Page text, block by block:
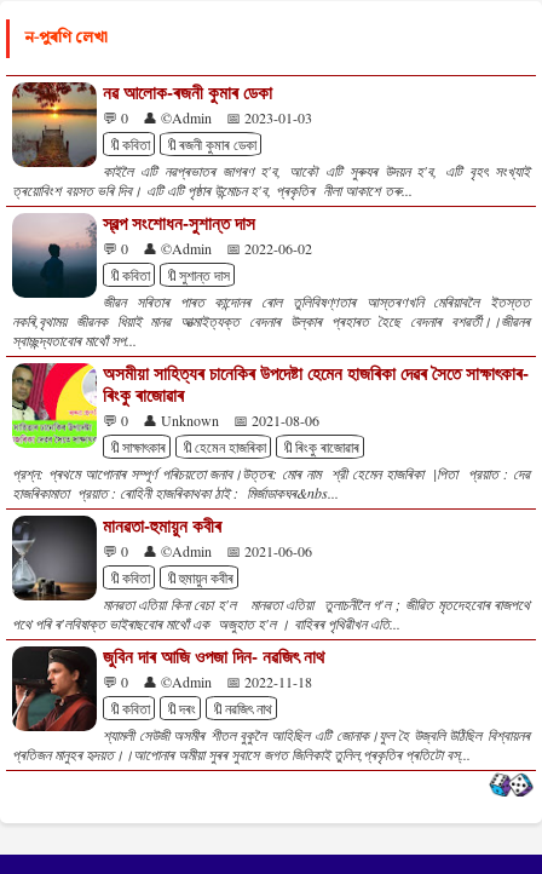
ন-পুৰণি লেখা
নৱ আলোক-ৰজনী কুমাৰ ডেকা
💬 0 👤 ©Admin
📅 2023-01-03
🔖কবিতা
🔖ৰজনী কুমাৰ ডেকা
কাইলৈ এটি নৱপ্ৰভাতৰ জাগৰণ হ'ব, আকৌ এটি সুৰুযৰ উদয়ন হ'ব, এটি বৃহৎ সংখ্যাই
ত্ৰয়োবিংশ বয়সত ভৰি দিব। এটি এটি পৃষ্ঠাৰ উন্মোচন হ'ব, প্ৰকৃতিৰ নীলা আকাশে তৰু...
স্বল্প সংশোধন-সুশান্ত দাস
💬 0 👤 ©Admin
📅 2022-06-02
🔖কবিতা
🔖সুশান্ত দাস
জীৱন সৰিতাৰ পাৰত কান্দোনৰ ৰোল তুলিবিষণ্ণতাৰ আস্তৰণখনি মেৰিয়াবলৈ ইতস্তত
নকৰি,বৃথাময় জীৱনক ধিয়াই মানৱ আত্মাইত্যক্ত বেদনাৰ উল্কাৰ প্ৰহাৰত হৈছে বেদনাৰ বশৱৰ্তী।।জীৱনৰ
স্বাচ্ছন্দ্যতাবোৰ মাথোঁ সপ...
অসমীয়া সাহিত্যৰ চানেকিৰ উপদেষ্টা হেমেন হাজৰিকা দেৱৰ সৈতে সাক্ষাৎকাৰ-
ৰিংকু ৰাজোৱাৰ
💬 0 👤 Unknown
📅 2021-08-06
🔖সাক্ষাৎকাৰ
🔖হেমেন হাজৰিকা
🔖ৰিংকু ৰাজোৱাৰ
প্রশ্ন: প্ৰথমে আপোনাৰ সম্পূৰ্ণ পৰিচয়তো জনাব।উত্তৰ: মোৰ নাম শ্রী হেমেন হাজৰিকা |পিতা প্রয়াত : দেৱ
হাজৰিকামাতা প্রয়াত : ৰোহিনী হাজৰিকাথকা ঠাই : মিৰ্জাডাকঘৰ&nbs...
মানৱতা-হুমায়ুন কবীৰ
💬 0 👤 ©Admin
📅 2021-06-06
🔖কবিতা
🔖হুমায়ুন কবীৰ
মানৱতা এতিয়া কিনা বেচা হ'ল মানৱতা এতিয়া তুলাচনীলৈ গ'ল ; জীৱিত মৃতদেহবোৰ ৰাজপথে
পথে পৰি ৰ'লবিষাক্ত ভাইৰাছবোৰ মাথোঁ এক অজুহাত হ'ল । বাহিৰৰ পৃথিৱীখন এতি...
জুবিন দাৰ আজি ওপজা দিন- নৱজিৎ নাথ
💬 0 👤 ©Admin
📅 2022-11-18
🔖কবিতা
🔖দৰং
🔖নৱজিৎ নাথ
শ্যামলী সেউজী অসমীৰ শীতল বুকুলৈ আহিছিল এটি জোনাক।ফুল হৈ উজ্বলি উঠিছিল বিশ্বায়নৰ
প্ৰতিজন মানুহৰ হৃদয়ত।।আপোনাৰ অমীয়া সুৰৰ সুবাসে জগত জিলিকাই তুলিল,প্ৰকৃতিৰ প্ৰতিটো বস্...